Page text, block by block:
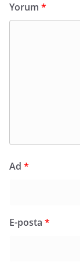
Yorum *
Ad *
E-posta *